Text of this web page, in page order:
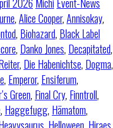
,Alice Cooper,Annisokay,
, Biohazard, Black Label
, Danko Jones, Decapitated,
, Die Habenichtse, Dogma,
, Emperor, Ensiferum,
Green, Final Cry, Finntroll,
, Haggefugg, Hämatom,